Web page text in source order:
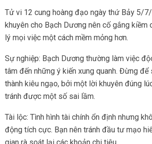
Tử vi 12 cung hoàng đạo ngày thứ Bảy 5/
khuyên cho Bạch Dương nên cố gắng kiềm
lý mọi việc một cách mềm mỏng hơn.
Sự nghiệp: Bạch Dương thường làm việc
tâm đến những ý kiến xung quanh. Đừng
thành kiêu ngạo, bởi một lời khuyên đúng
tránh được một số sai lầm.
Tài lộc: Tình hình tài chính ổn định nhưng
động tích cực. Bạn nên tránh đầu tư mạo